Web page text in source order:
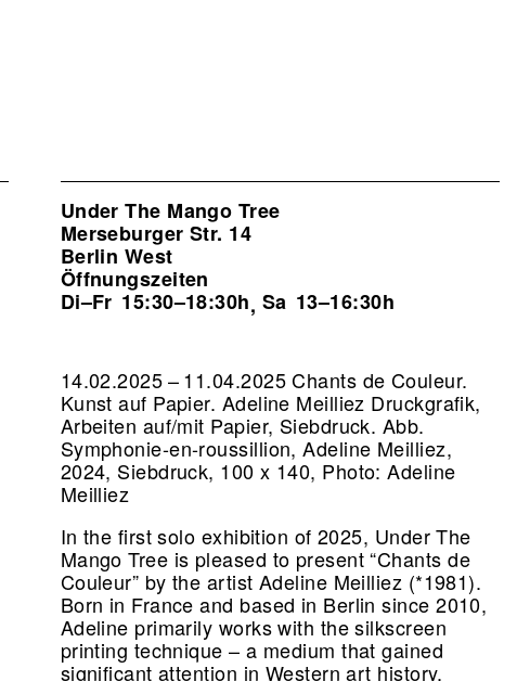
Under The Mango Tree
Merseburger Str. 14
Berlin West
Öffnungszeiten
Di–Fr 15:30–18:30h, Sa 13–16:30h
14.02.2025 – 11.04.2025 Chants de Couleur.
Kunst auf Papier. Adeline Meilliez Druckgrafik,
Arbeiten auf/mit Papier, Siebdruck. Abb.
Symphonie-en-roussillion, Adeline Meilliez,
2024, Siebdruck, 100 x 140, Photo: Adeline
Meilliez
In the first solo exhibition of 2025, Under The
Mango Tree is pleased to present “Chants de
Couleur” by the artist Adeline Meilliez (*1981).
Born in France and based in Berlin since 2010,
Adeline primarily works with the silkscreen
printing technique – a medium that gained
significant attention in Western art history,